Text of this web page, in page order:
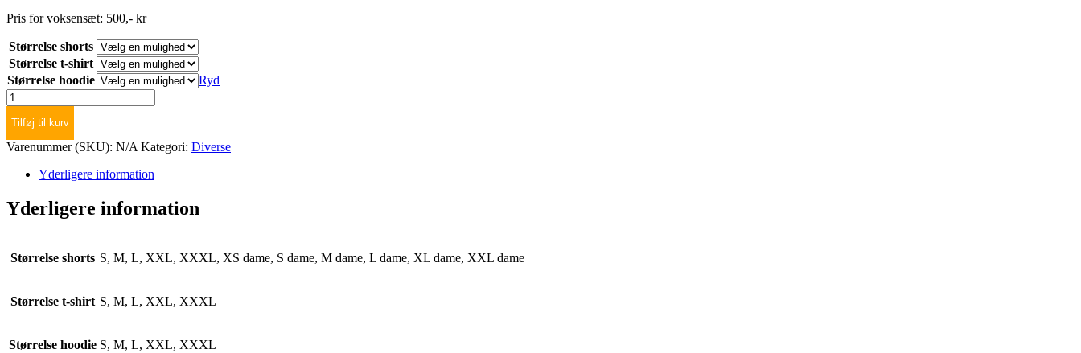
Pris for voksensæt: 500,- kr
Størrelse shorts
Størrelse t-shirt
Størrelse hoodie
Ryd
Sæt
á
shorts,
t-
shirt
hoodie
Tilføj til kurv
Varenummer (SKU): N/A Kategori: Diverse
Yderligere information
Yderligere information
Størrelse shorts S, M, L, XXL, XXXL, XS dame, S dame, M dame, L dame, XL dame, XXL dame
Størrelse t-shirt S, M, L, XXL, XXXL
Størrelse hoodie S, M, L, XXL, XXXL